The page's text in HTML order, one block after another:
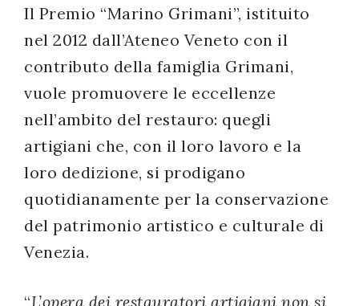
Il Premio “Marino Grimani”, istituito
nel 2012 dall’Ateneo Veneto con il
contributo della famiglia Grimani,
vuole promuovere le eccellenze
nell’ambito del restauro: quegli
artigiani che, con il loro lavoro e la
loro dedizione, si prodigano
quotidianamente per la conservazione
del patrimonio artistico e culturale di
Venezia.
“L’opera dei restauratori artigiani non si